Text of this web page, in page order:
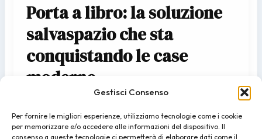
Gestisci Consenso
Per fornire le migliori esperienze, utilizziamo tecnologie come i cookie
per memorizzare e/o accedere alle informazioni del dispositivo. Il
consenso a queste tecnologie ci permetterà di elaborare dati come il
Porta a libro: la soluzione
salvaspazio che sta
conquistando le case
moderne
Stai ristrutturando casa e lo spazio è poco? Se vivi in un